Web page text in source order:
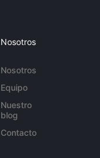
Nosotros
Nosotros
Equipo
Nuestro
blog
Contacto